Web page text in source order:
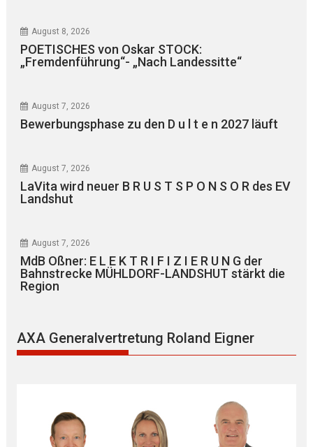
August 8, 2026
POETISCHES von Oskar STOCK:
„Fremdenführung“- „Nach Landessitte“
August 7, 2026
Bewerbungsphase zu den D u l t e n 2027 läuft
August 7, 2026
LaVita wird neuer B R U S T S P O N S O R des EV
Landshut
August 7, 2026
MdB Oßner: E L E K T R I F I Z I E R U N G der
Bahnstrecke MÜHLDORF-LANDSHUT stärkt die
Region
AXA Generalvertretung Roland Eigner